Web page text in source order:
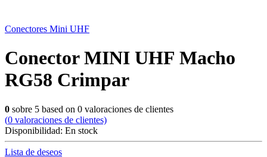
Conectores Mini UHF
Conector MINI UHF Macho
RG58 Crimpar
0 sobre 5 based on 0 valoraciones de clientes
(0 valoraciones de clientes)
Disponibilidad: En stock
Lista de deseos